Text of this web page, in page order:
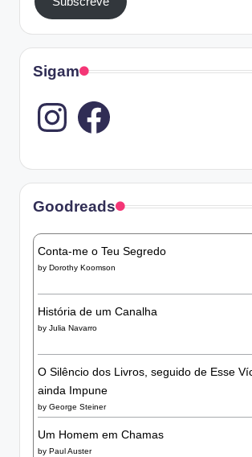
Sigam
Instagram
Goodreads
Conta-me o Teu Segredo
by Dorothy Koomson
História de um Canalha
by Julia Navarro
O Silêncio dos Livros, seguido de Esse
ainda Impune
by George Steiner
Um Homem em Chamas
by Paul Auster